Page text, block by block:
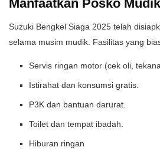
Manfaatkan Posko Mudik
Suzuki Bengkel Siaga 2025 telah
selama musim mudik. Fasilitas yang
Servis ringan motor (cek oli,
Istirahat dan konsumsi gratis.
P3K dan bantuan darurat.
Toilet dan tempat ibadah.
Hiburan ringan